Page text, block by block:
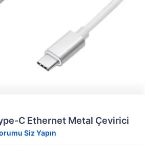
C Ethernet Metal Çevirici
Siz Yapın